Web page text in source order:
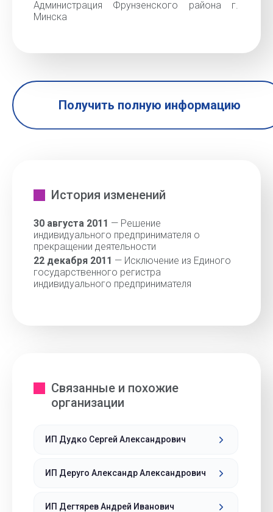
Администрация Фрунзенского района г.
Минска
Получить полную информацию
История изменений
30 августа 2011 — Решение
индивидуального предпринимателя о
прекращении деятельности
22 декабря 2011 — Исключение из Единого
государственного регистра
индивидуального предпринимателя
Связанные и похожие
организации
ИП Дудко Сергей Александрович
ИП Деруго Александр Александрович
ИП Дегтярев Андрей Иванович